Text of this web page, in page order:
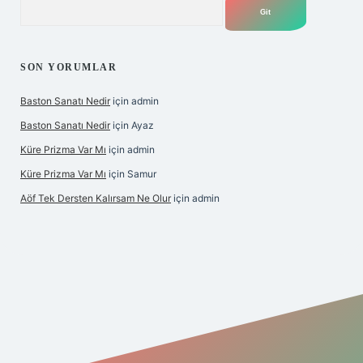
SON YORUMLAR
Baston Sanatı Nedir için admin
Baston Sanatı Nedir için Ayaz
Küre Prizma Var Mı için admin
Küre Prizma Var Mı için Samur
Aöf Tek Dersten Kalırsam Ne Olur için admin